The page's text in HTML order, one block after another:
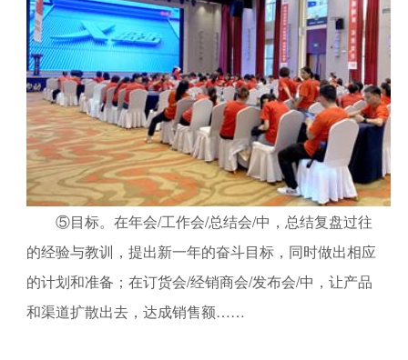
⑤目标。在年会/工作会/总结会/中，总结复盘过往
的经验与教训，提出新一年的奋斗目标，同时做出相应
的计划和准备；在订货会/经销商会/发布会/中，让产品
和渠道扩散出去，达成销售额……